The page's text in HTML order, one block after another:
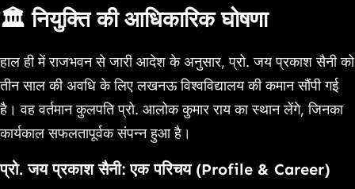
🏛️ नियुक्ति की आधिकारिक घोषणा
हाल ही में राजभवन से जारी आदेश के अनुसार, प्रो. जय प्रकाश सैनी को
तीन साल की अवधि के लिए लखनऊ विश्वविद्यालय की कमान सौंपी गई
है। वह वर्तमान कुलपति प्रो. आलोक कुमार राय का स्थान लेंगे, जिनका
कार्यकाल सफलतापूर्वक संपन्न हुआ है।
प्रो. जय प्रकाश सैनी: एक परिचय (Profile & Career)